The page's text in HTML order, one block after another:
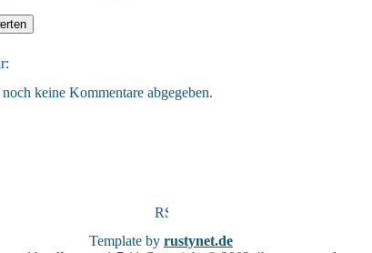
keine Kommentare abgegeben.
Template by rustynet.de